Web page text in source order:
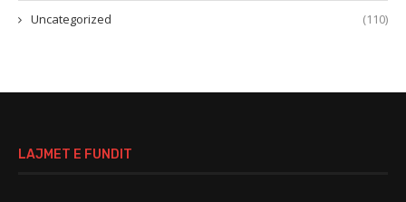
Uncategorized (110)
LAJMET E FUNDIT